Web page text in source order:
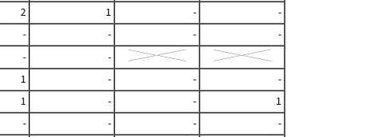
2 1 -
-
- - -
-
-
-
1 - -
-
1 - -
1
- - -
-